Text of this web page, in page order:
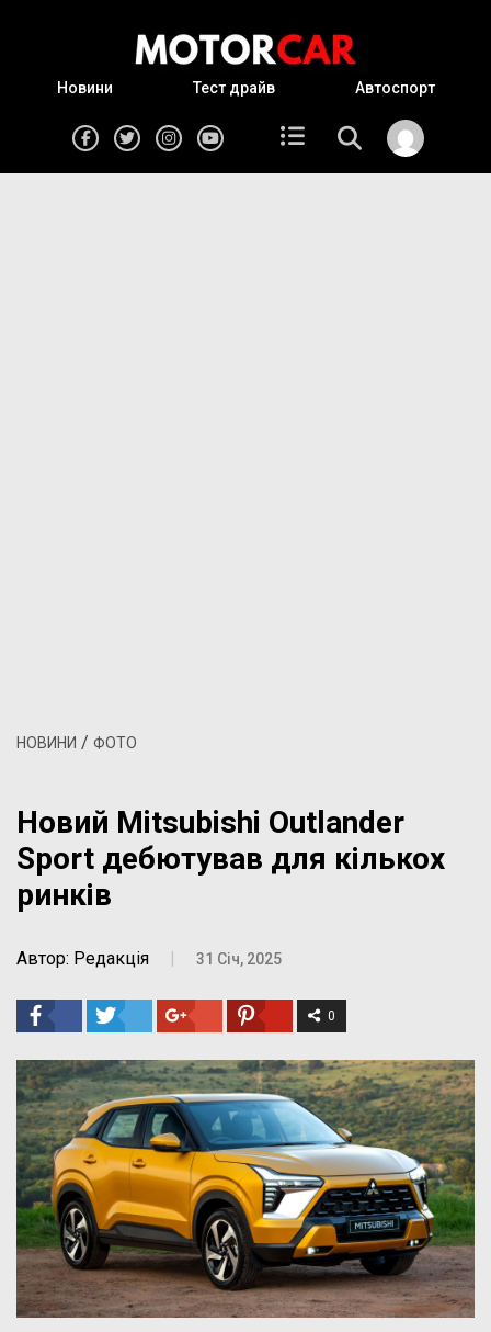
Новини Тест драйв Автоспорт
НОВИНИ / ФОТО
Новий Mitsubishi Outlander
Sport дебютував для кількох
ринків
Автор: Редакція | 31 Січ, 2025
0